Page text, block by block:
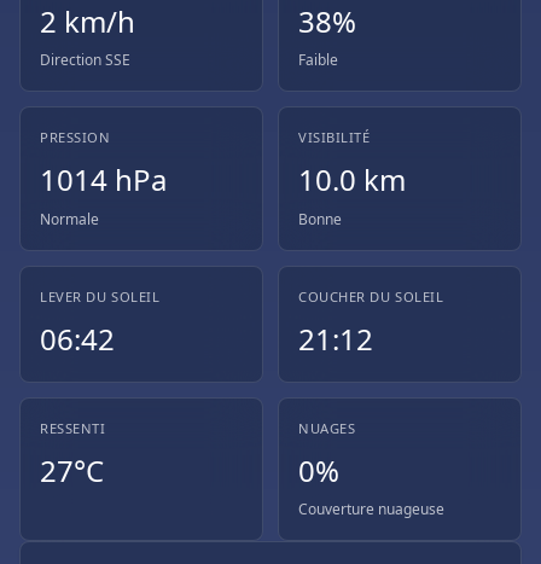
2 km/h
Direction SSE
38%
Faible
PRESSION
1014 hPa
Normale
VISIBILITÉ
10.0 km
Bonne
LEVER DU SOLEIL
06:42
COUCHER DU SOLEIL
21:12
RESSENTI
27°C
NUAGES
0%
Couverture nuageuse